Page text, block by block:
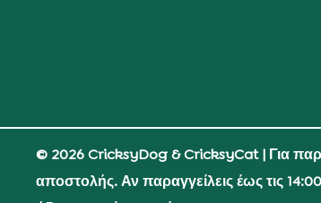
© 2026 CricksyDog & CricksyCat| Για
αποστολής. Αν παραγγείλεις έως τις